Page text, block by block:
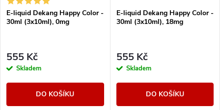
E-liquid Dekang Happy Color -
30ml (3x10ml), 0mg
555 Kč
Skladem
DO KOŠÍKU
E-liquid Dekang Happy Color -
30ml (3x10ml), 18mg
555 Kč
Skladem
DO KOŠÍKU